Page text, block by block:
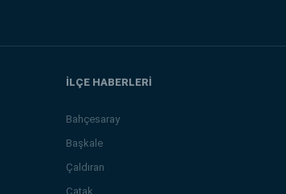
İLÇE HABERLERİ
Bahçesaray
Başkale
Çaldıran
Çatak